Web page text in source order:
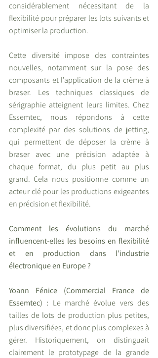
considérablement nécessitant de la
flexibilité pour préparer les lots suivants et
optimiser la production.
Cette diversité impose des contraintes
nouvelles, notamment sur la pose des
composants et l’application de la crème à
braser. Les techniques classiques de
sérigraphie atteignent leurs limites. Chez
Essemtec, nous répondons à cette
complexité par des solutions de jetting,
qui permettent de déposer la crème à
braser avec une précision adaptée à
chaque format, du plus petit au plus
grand. Cela nous positionne comme un
acteur clé pour les productions exigeantes
en précision et flexibilité.
Comment les évolutions du marché
influencent-elles les besoins en flexibilité
et en production dans l’industrie
électronique en Europe ?
Yoann Fénice (Commercial France de
Essemtec) : Le marché évolue vers des
tailles de lots de production plus petites,
plus diversifiées, et donc plus complexes à
gérer. Historiquement, on distinguait
clairement le prototypage de la grande